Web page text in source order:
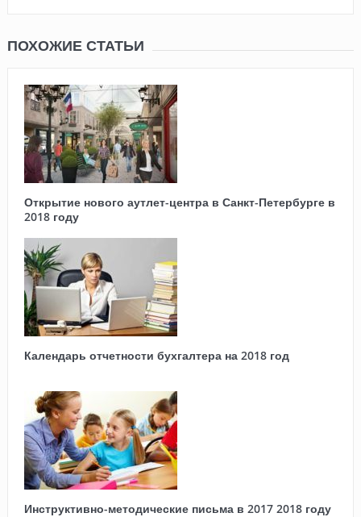
ПОХОЖИЕ СТАТЬИ
Открытие нового аутлет-центра в Санкт-Петербурге в
2018 году
Календарь отчетности бухгалтера на 2018 год
Инструктивно-методические письма в 2017 2018 году